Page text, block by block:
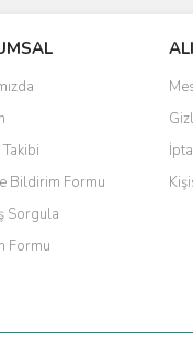
Ürün resmi kalitesiz, bozuk
Ürün açıklamasında eksik
Ürün bilgilerinde hatalar
Ürün fiyatı diğer sitelerden
Bu ürüne benzer farklı
Bildirim Formu
Sorgula
Formu